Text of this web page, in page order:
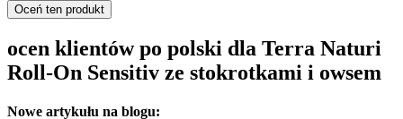
Oceń ten produkt
ocen klientów po polski dla Terra Naturi
Roll-On Sensitiv ze stokrotkami i owsem
Nowe artykułu na blogu: